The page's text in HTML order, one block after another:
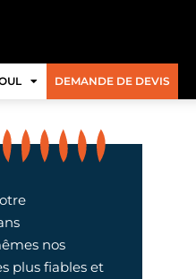
DEMANDE DE DEVIS
nos
plus fiables et